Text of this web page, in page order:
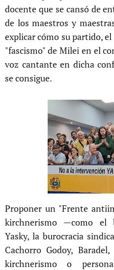
docente que se cansó de
de los maestros y
explicar cómo su partido,
"fascismo" de Milei en el
voz cantante en dicha
se consigue.
Proponer un "Frente
kirchnerismo —como el
Yasky, la burocracia
Cachorro Godoy,
kirchnerismo o